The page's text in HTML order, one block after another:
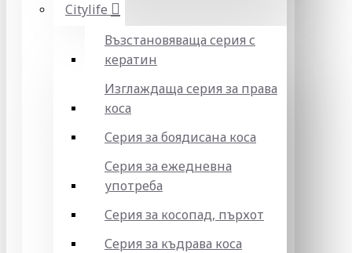
Citylife
Възстановяваща серия с
кератин
Изглаждаща серия за права
коса
Серия за боядисана коса
Серия за ежедневна
употреба
Серия за косопад, пърхот
Серия за къдрава коса